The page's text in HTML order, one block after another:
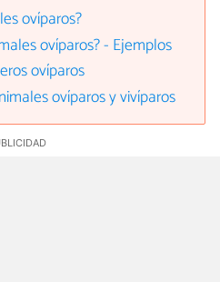
ovíparos?
ovíparos? - Ejemplos
ovíparos
ovíparos y vivíparos